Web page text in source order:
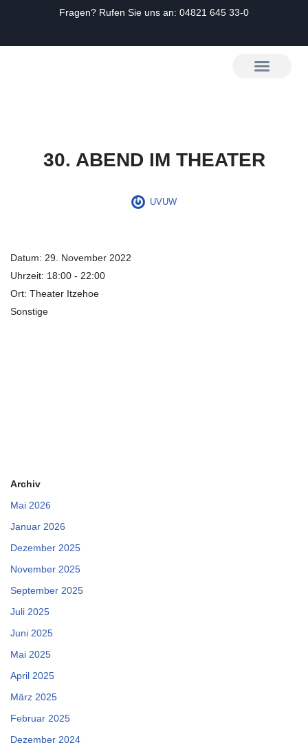
Fragen? Rufen Sie uns an: 04821 645 33-0
30. ABEND IM THEATER
UVUW
Datum: 29. November 2022
Uhrzeit: 18:00 - 22:00
Ort: Theater Itzehoe
Sonstige
Archiv
Mai 2026
Januar 2026
Dezember 2025
November 2025
September 2025
Juli 2025
Juni 2025
Mai 2025
April 2025
März 2025
Februar 2025
Dezember 2024